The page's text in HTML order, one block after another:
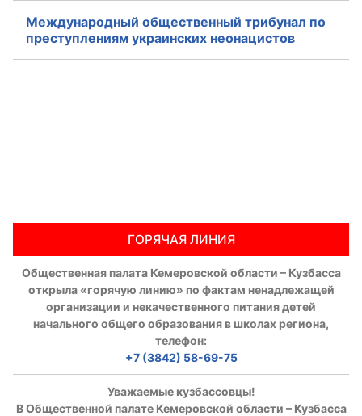
Международный общественный трибунал по
преступлениям украинских неонацистов
ГОРЯЧАЯ ЛИНИЯ
Общественная палата Кемеровской области – Кузбасса
открыла «горячую линию» по фактам ненадлежащей
организации и некачественного питания детей
начального общего образования в школах региона,
телефон:
+7 (3842) 58-69-75
Уважаемые кузбассовцы!
В Общественной палате Кемеровской области – Кузбасса